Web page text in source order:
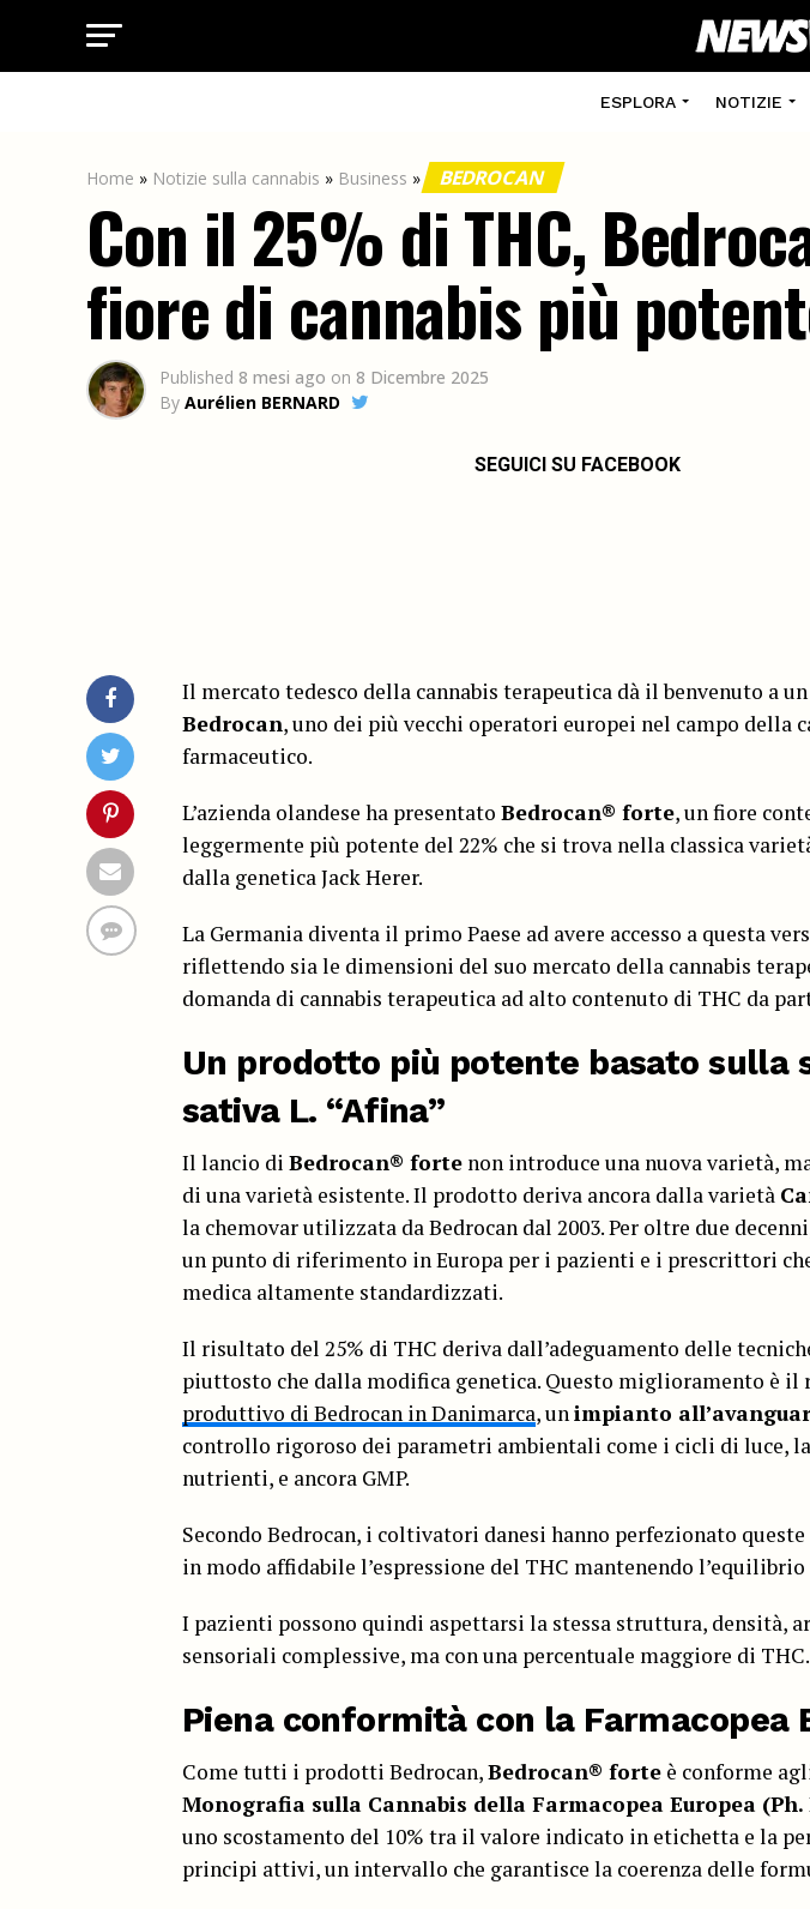
ESPLORA NOTIZIE
Home » Notizie sulla cannabis » Business » BEDROCAN
Con il 25% di THC,
fiore di cannabis più
Published 8 mesi ago on 8 Dicembre 2025
By Aurélien BERNARD
SEGUICI SU FACEBOOK
Il mercato tedesco della cannabis terapeutica dà il benvenuto a
Bedrocan, uno dei più vecchi operatori europei nel campo della
farmaceutico.
L’azienda olandese ha presentato Bedrocan® forte, un fiore
leggermente più potente del 22% che si trova nella classica
dalla genetica Jack Herer.
La Germania diventa il primo Paese ad avere accesso a questa
riflettendo sia le dimensioni del suo mercato della cannabis
domanda di cannabis terapeutica ad alto contenuto di THC da
Un prodotto più potente basato sulla
sativa L. “Afina”
Il lancio di Bedrocan® forte non introduce una nuova varietà,
di una varietà esistente. Il prodotto deriva ancora dalla varietà
la chemovar utilizzata da Bedrocan dal 2003. Per oltre due
un punto di riferimento in Europa per i pazienti e i prescrittori
medica altamente standardizzati.
Il risultato del 25% di THC deriva dall’adeguamento delle
piuttosto che dalla modifica genetica. Questo miglioramento è il
produttivo di Bedrocan in Danimarca, unimpianto
controllo rigoroso dei parametri ambientali come i cicli di luce,
nutrienti, e ancora GMP.
Secondo Bedrocan, i coltivatori danesi hanno perfezionato
in modo affidabile l’espressione del THC mantenendo
I pazienti possono quindi aspettarsi la stessa struttura, densità,
sensoriali complessive, ma con una percentuale maggiore di THC.
Piena conformità con la Farmacopea
Come tutti i prodotti Bedrocan,Bedrocan® forte è conforme
Monografia sulla Cannabis della Farmacopea Europea (Ph.
uno scostamento del 10% tra il valore indicato in etichetta e la
principi attivi, un intervallo che garantisce la coerenza delle